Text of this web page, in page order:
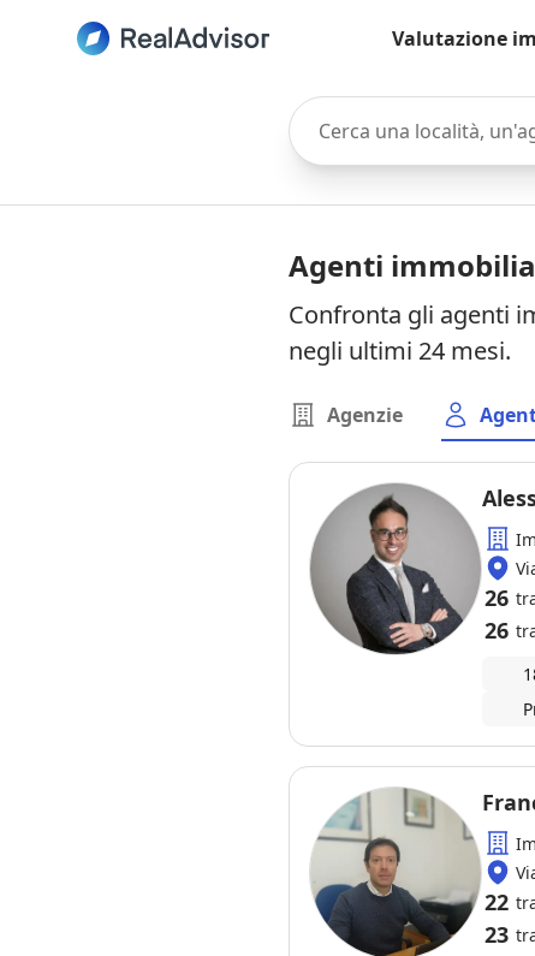
Valutazione
Cerca una località,
Agenti
Confronta gli agenti
negli ultimi 24 mesi.
Agenzie
26
26
22
23